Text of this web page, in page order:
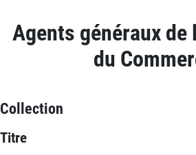
Agents généraux de
du
Collection
Titre